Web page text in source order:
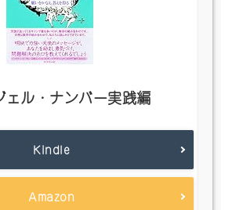
ェル・ナンバー実践編
Kindle
Amazon